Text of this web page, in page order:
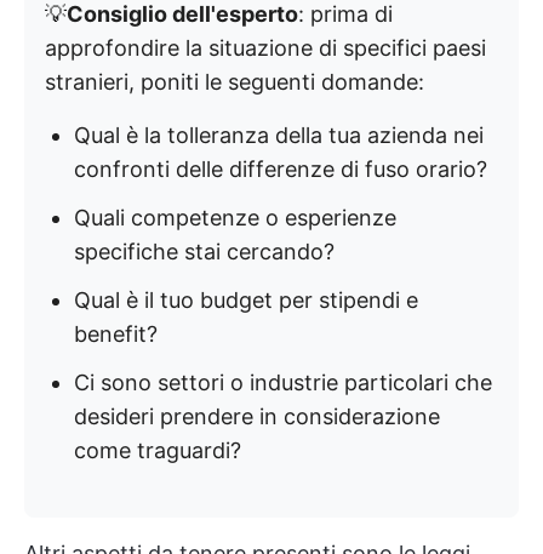
💡Consiglio dell'esperto: prima di
approfondire la situazione di specifici paesi
stranieri, poniti le seguenti domande:
Qual è la tolleranza della tua azienda nei
confronti delle differenze di fuso orario?
Quali competenze o esperienze
specifiche stai cercando?
Qual è il tuo budget per stipendi e
benefit?
Ci sono settori o industrie particolari che
desideri prendere in considerazione
come traguardi?